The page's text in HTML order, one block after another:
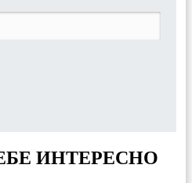
ИНТЕРЕСНО